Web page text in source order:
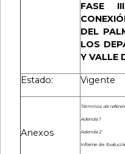
FASE
DEL
LOS
Y VALLE
Estado: Vigente
Anexos
Términos de
Adenda 1
Adenda 2
Informe de